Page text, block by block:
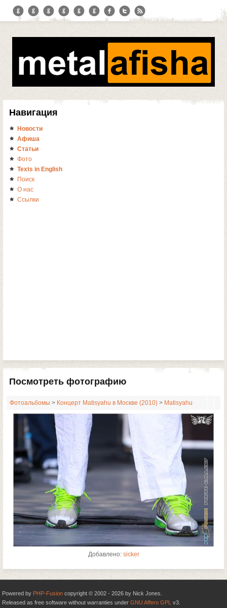
Навигация
Новости
Афиша
Статьи
Фото
Texts in English
Поиск
О нас
Ссылки
Посмотреть фотографию
Фотоальбомы > Концерт Matisyahu в Москве (2010) > Matisyahu
Добавлено: sicker
Powered by PHP-Fusion copyright © 2002 - 2026 by Nick Jones.
Released as free software without warranties under GNU Affero GPL v3.